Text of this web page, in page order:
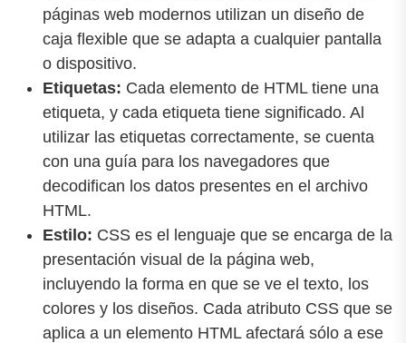
páginas web modernos utilizan un diseño de
caja flexible que se adapta a cualquier pantalla
o dispositivo.
Etiquetas: Cada elemento de HTML tiene una
etiqueta, y cada etiqueta tiene significado. Al
utilizar las etiquetas correctamente, se cuenta
con una guía para los navegadores que
decodifican los datos presentes en el archivo
HTML.
Estilo: CSS es el lenguaje que se encarga de la
presentación visual de la página web,
incluyendo la forma en que se ve el texto, los
colores y los diseños. Cada atributo CSS que se
aplica a un elemento HTML afectará sólo a ese